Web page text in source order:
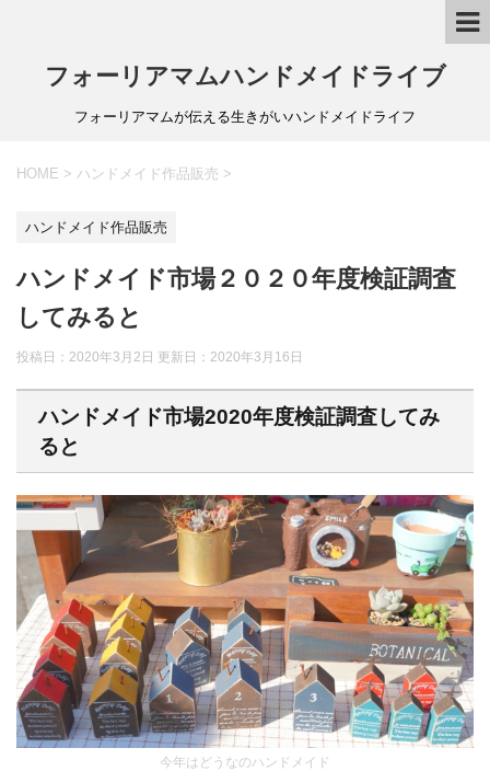
フォーリアマムハンドメイドライブ
フォーリアマムが伝える生きがいハンドメイドライフ
HOME > ハンドメイド作品販売 >
ハンドメイド作品販売
ハンドメイド市場２０２０年度検証調査
してみると
投稿日：2020年3月2日 更新日： 2020年3月16日
ハンドメイド市場2020年度検証調査してみ
ると
今年はどうなのハンドメイド